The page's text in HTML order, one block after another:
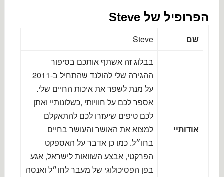
הפרופיל של Steve
שם Steve
אודותיי
בבלוג זה אשתף אותכם בסיפור
ההגירה שלי להולנד שהתחיל ב-2011
על מנת לשפר את איכות החיים שלי.
אספר לכם על חוויותי ,כשלונותיי ואתן
לכם טיפים שיעזרו לכם להתאקלם
למצוא את האושר והעושר בחיים
בחו״ל. כמו כן אדבר על האספקט
הפרקטי, אבצע השוואות לישראל, אגע
בפן הפסיכולוגי של מעבר לחו״ל ואנסה